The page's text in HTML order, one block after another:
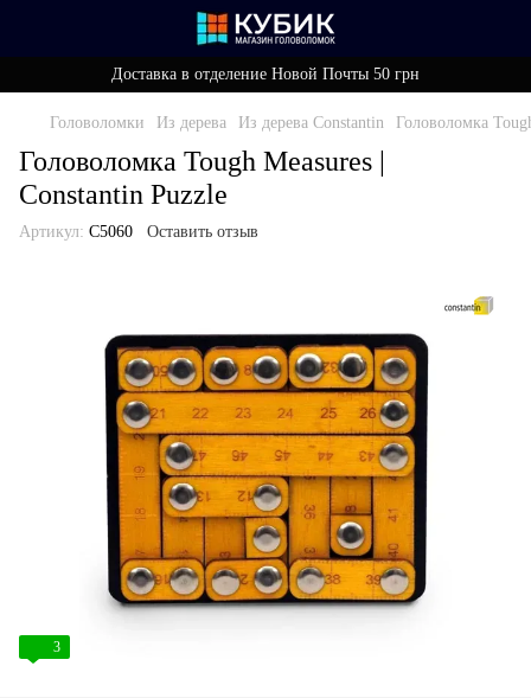
Доставка в отделение Новой Почты 50 грн
Головоломки Из дерева Из дерева Constantin Головоломка
Головоломка Tough Measures |
Constantin Puzzle
Артикул: C5060 Оставить отзыв
3